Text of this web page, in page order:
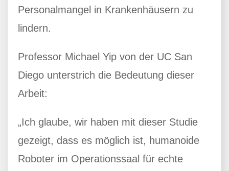
Personalmangel in Krankenhäusern zu
lindern.
Professor Michael Yip von der UC San
Diego unterstrich die Bedeutung dieser
Arbeit:
„Ich glaube, wir haben mit dieser Studie
gezeigt, dass es möglich ist, humanoide
Roboter im Operationssaal für echte